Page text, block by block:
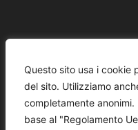
Questo sito usa i cookie
del sito. Utilizziamo
completamente
base al "Regolamento
CONTATTI
REDAZIONE